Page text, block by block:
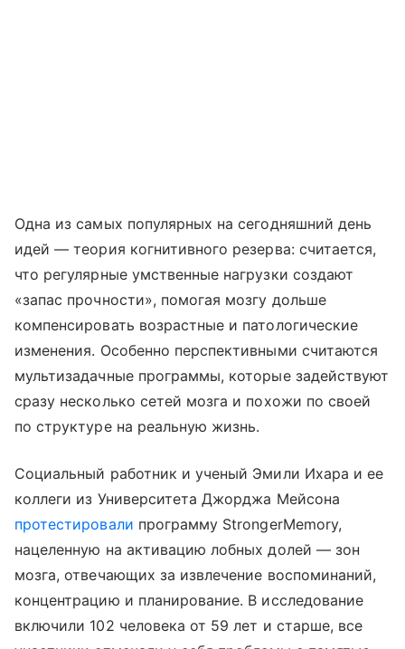
Одна из самых популярных на сегодняшний день
идей — теория когнитивного резерва: считается,
что регулярные умственные нагрузки создают
«запас прочности», помогая мозгу дольше
компенсировать возрастные и патологические
изменения. Особенно перспективными считаются
мультизадачные программы, которые задействуют
сразу несколько сетей мозга и похожи по своей
по структуре на реальную жизнь.
Социальный работник и ученый Эмили Ихара и ее
коллеги из Университета Джорджа Мейсона
протестировали программу StrongerMemory,
нацеленную на активацию лобных долей — зон
мозга, отвечающих за извлечение воспоминаний,
концентрацию и планирование. В исследование
включили 102 человека от 59 лет и старше, все